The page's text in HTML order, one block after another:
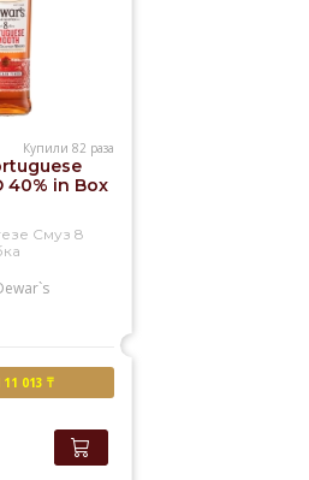
Купили 82 раза
40% in Box
Смуз 8
013 ₸